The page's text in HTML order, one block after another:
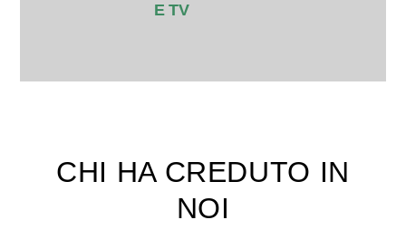
E TV
CHI HA CREDUTO IN
NOI